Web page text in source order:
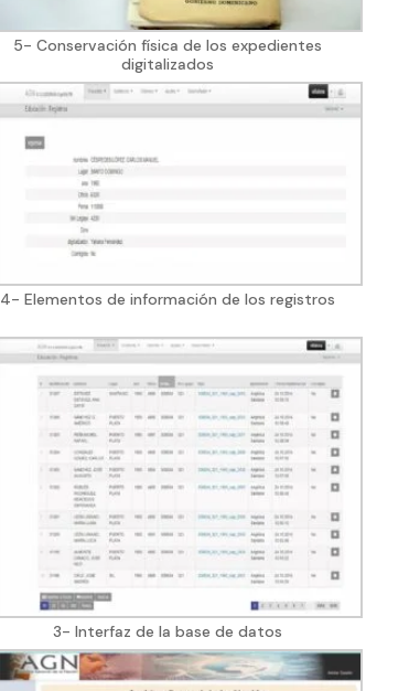
5- Conservación física de los expedientes
digitalizados
4- Elementos de información de los registros
3- Interfaz de la base de datos